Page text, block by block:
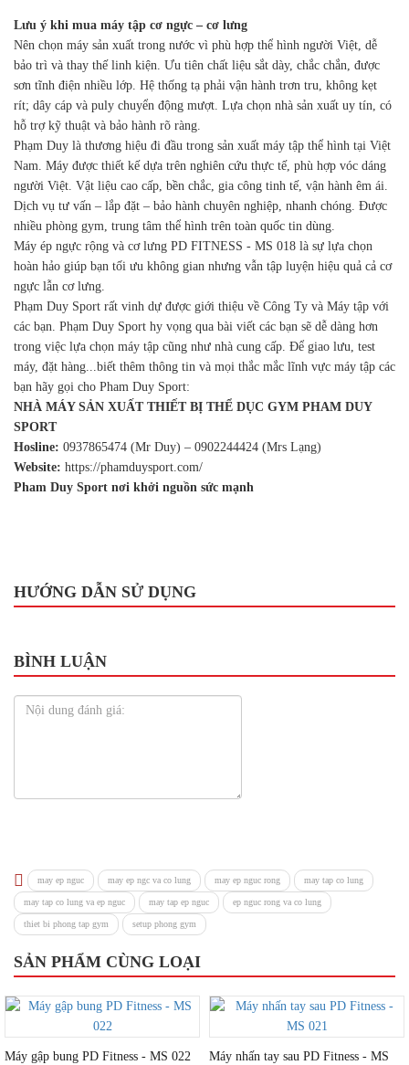
Lưu ý khi mua máy tập cơ ngực – cơ lưng
Nên chọn máy sản xuất trong nước vì phù hợp thể hình người Việt, dễ
bảo trì và thay thế linh kiện. Ưu tiên chất liệu sắt dày, chắc chắn, được
sơn tĩnh điện nhiều lớp. Hệ thống tạ phải vận hành trơn tru, không kẹt
rít; dây cáp và puly chuyển động mượt. Lựa chọn nhà sản xuất uy tín, có
hỗ trợ kỹ thuật và bảo hành rõ ràng.
Phạm Duy là thương hiệu đi đầu trong sản xuất máy tập thể hình tại Việt
Nam. Máy được thiết kế dựa trên nghiên cứu thực tế, phù hợp vóc dáng
người Việt. Vật liệu cao cấp, bền chắc, gia công tinh tế, vận hành êm ái.
Dịch vụ tư vấn – lắp đặt – bảo hành chuyên nghiệp, nhanh chóng. Được
nhiều phòng gym, trung tâm thể hình trên toàn quốc tin dùng.
Máy ép ngực rộng và cơ lưng PD FITNESS - MS 018 là sự lựa chọn
hoàn hảo giúp bạn tối ưu không gian nhưng vẫn tập luyện hiệu quả cả cơ
ngực lẫn cơ lưng.
Phạm Duy Sport rất vinh dự được giới thiệu về Công Ty và Máy tập với
các bạn. Phạm Duy Sport hy vọng qua bài viết các bạn sẽ dễ dàng hơn
trong việc lựa chọn máy tập cũng như nhà cung cấp. Để giao lưu, test
máy, đặt hàng...biết thêm thông tin và mọi thắc mắc lĩnh vực máy tập các
bạn hãy gọi cho Pham Duy Sport:
NHÀ MÁY SẢN XUẤT THIẾT BỊ THỂ DỤC GYM PHAM DUY
SPORT
Hosline: 0937865474 (Mr Duy) – 0902244424 (Mrs Lạng)
Website: https://phamduysport.com/
Pham Duy Sport nơi khởi nguồn sức mạnh
HƯỚNG DẪN SỬ DỤNG
BÌNH LUẬN
may ep nguc may ep ngc va co lung may ep nguc rong may tap co lung
may tap co lung va ep nguc may tap ep nguc ep nguc rong va co lung
thiet bi phong tap gym setup phong gym
SẢN PHẨM CÙNG LOẠI
Máy gập bung PD Fitness - MS 022
Máy nhấn tay sau PD Fitness - MS